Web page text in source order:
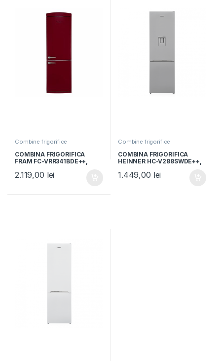
Combine frigorifice
COMBINA FRIGORIFICA
FRAM FC-VRR341BDE++,
Less Frost, Burgundy
2.119,00 lei
Combine frigorifice
COMBINA FRIGORIFICA
HEINNER HC-V288SWDE++,
Dozator apa, Control
1.449,00 lei